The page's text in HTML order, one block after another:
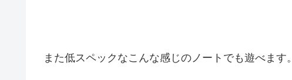
また低スペックなこんな感じのノートでも遊べます。